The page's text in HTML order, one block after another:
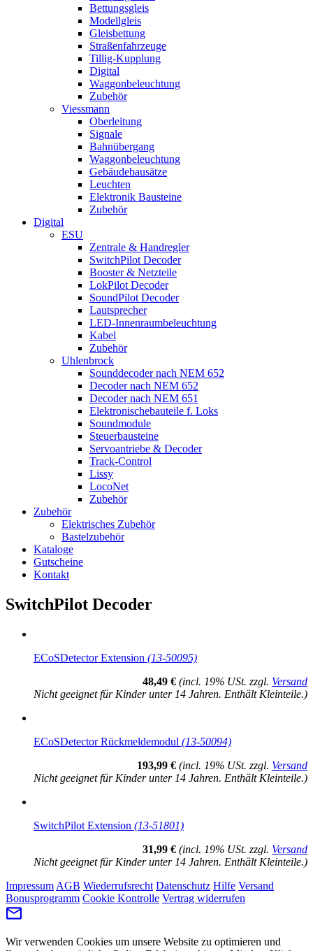
Bettungsgleis
Modellgleis
Gleisbettung
Straßenfahrzeuge
Tillig-Kupplung
Digital
Waggonbeleuchtung
Zubehör
Viessmann
Oberleitung
Signale
Bahnübergang
Waggonbeleuchtung
Gebäudebausätze
Leuchten
Elektronik Bausteine
Zubehör
Digital
ESU
Zentrale & Handregler
SwitchPilot Decoder
Booster & Netzteile
LokPilot Decoder
SoundPilot Decoder
Lautsprecher
LED-Innenraumbeleuchtung
Kabel
Zubehör
Uhlenbrock
Sounddecoder nach NEM 652
Decoder nach NEM 652
Decoder nach NEM 651
Elektronischebauteile f. Loks
Soundmodule
Steuerbausteine
Servoantriebe & Decoder
Track-Control
Lissy
LocoNet
Zubehör
Zubehör
Elektrisches Zubehör
Bastelzubehör
Kataloge
Gutscheine
Kontakt
SwitchPilot Decoder
ECoSDetector Extension (13-50095)
48,49 € (incl. 19% USt. zzgl. Versand
Nicht geeignet für Kinder unter 14 Jahren. Enthält Kleinteile.)
ECoSDetector Rückmeldemodul (13-50094)
193,99 € (incl. 19% USt. zzgl. Versand
Nicht geeignet für Kinder unter 14 Jahren. Enthält Kleinteile.)
SwitchPilot Extension (13-51801)
31,99 € (incl. 19% USt. zzgl. Versand
Nicht geeignet für Kinder unter 14 Jahren. Enthält Kleinteile.)
Impressum AGB Wiederrufsrecht Datenschutz Hilfe Versand
Bonusprogramm Cookie Kontrolle Vertrag widerrufen
Wir verwenden Cookies um unsere Website zu optimieren und